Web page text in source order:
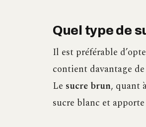
Quel type de
Il est préférable
contient davantage
Le sucre brun, quant
sucre blanc et